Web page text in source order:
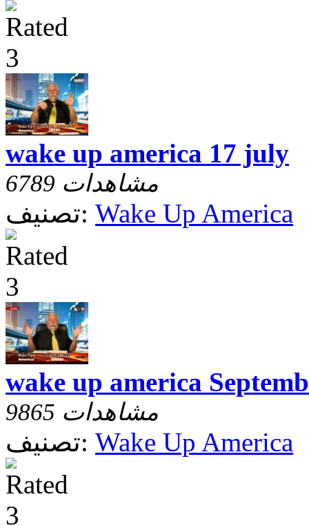
wake up america 17 july
6789 مشاهدات
تصنيف: Wake Up America
wake up america
9865 مشاهدات
تصنيف: Wake Up America